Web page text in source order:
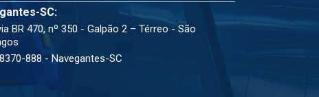
SC:
BR 470, nº 350 - Galpão 2 – Térreo - São
888 - Navegantes-SC